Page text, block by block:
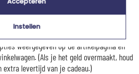
je hieronder vinden. Je kunt de
levering of express levering. Per cadeau
weergegeven op de artikelpagina en
(Als je het geld overmaakt, houd
levertijd van je cadeau.)
Instellen